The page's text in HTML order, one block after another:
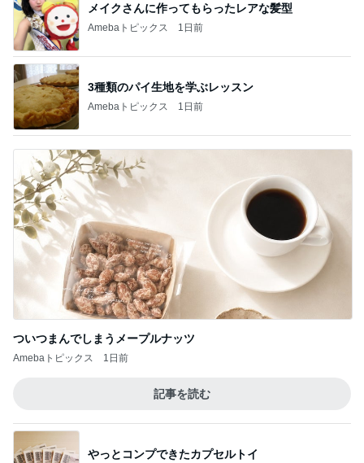
メイクさんに作ってもらったレアな髪型
Amebaトピックス 1日前
3種類のパイ生地を学ぶレッスン
Amebaトピックス 1日前
ついつまんでしまうメープルナッツ
Amebaトピックス 1日前
記事を読む
やっとコンプできたカプセルトイ